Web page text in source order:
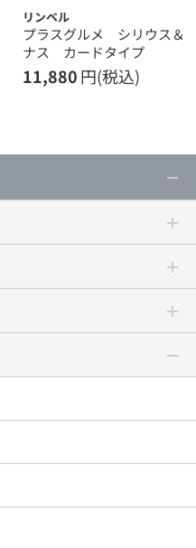
リンベル
プラスグルメ シリウス＆
ナス カードタイプ
11,880円(税込)